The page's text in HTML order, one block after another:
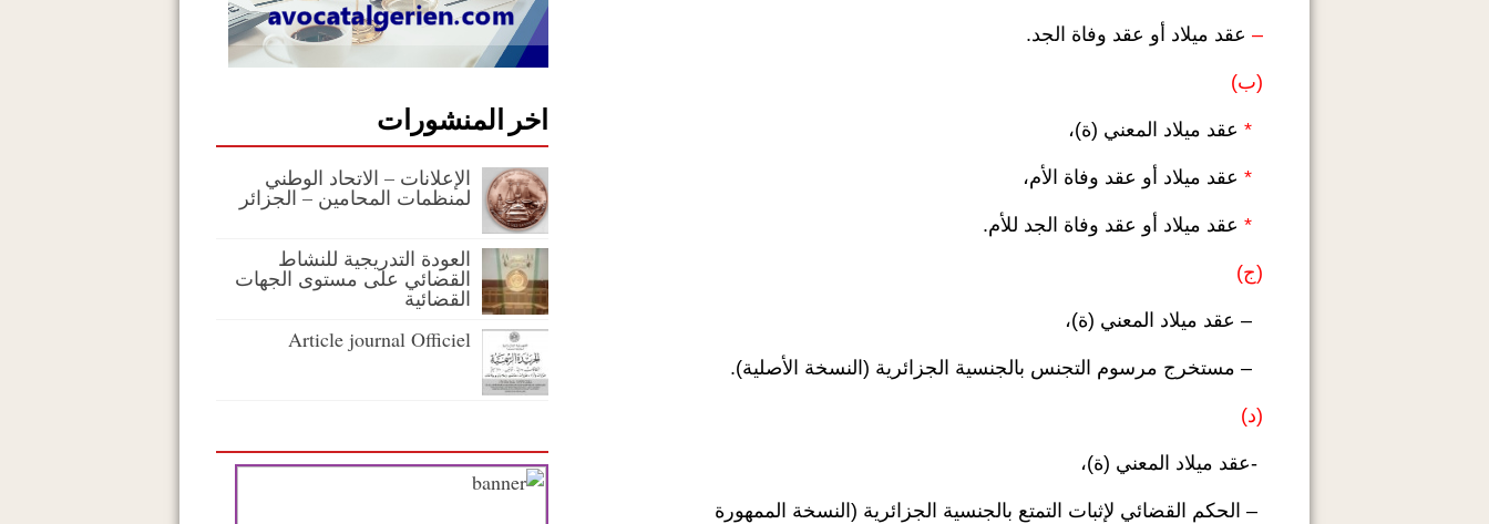
– عقد ميلاد أو عقد وفاة الجد.
(ب)
* عقد ميلاد المعني (ة)،
* عقد ميلاد أو عقد وفاة الأم،
* عقد ميلاد أو عقد وفاة الجد للأم.
(ج)
– عقد ميلاد المعني (ة)،
– مستخرج مرسوم التجنس بالجنسية الجزائرية (النسخة الأصلية).
(د)
-عقد ميلاد المعني (ة)،
– الحكم القضائي لإثبات التمتع بالجنسية الجزائرية (النسخة الممهورة
اخر المنشورات
الإعلانات – الاتحاد الوطني
لمنظمات المحامين – الجزائر
العودة التدريجية للنشاط
القضائي على مستوى الجهات
القضائية
Article journal Officiel